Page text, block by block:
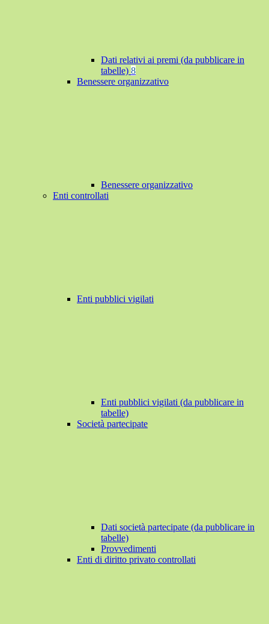
Dati relativi ai premi (da pubblicare in
tabelle) 8
Benessere organizzativo
Benessere organizzativo
Enti controllati
Enti pubblici vigilati
Enti pubblici vigilati (da pubblicare in
tabelle)
Società partecipate
Dati società partecipate (da pubblicare in
tabelle)
Provvedimenti
Enti di diritto privato controllati